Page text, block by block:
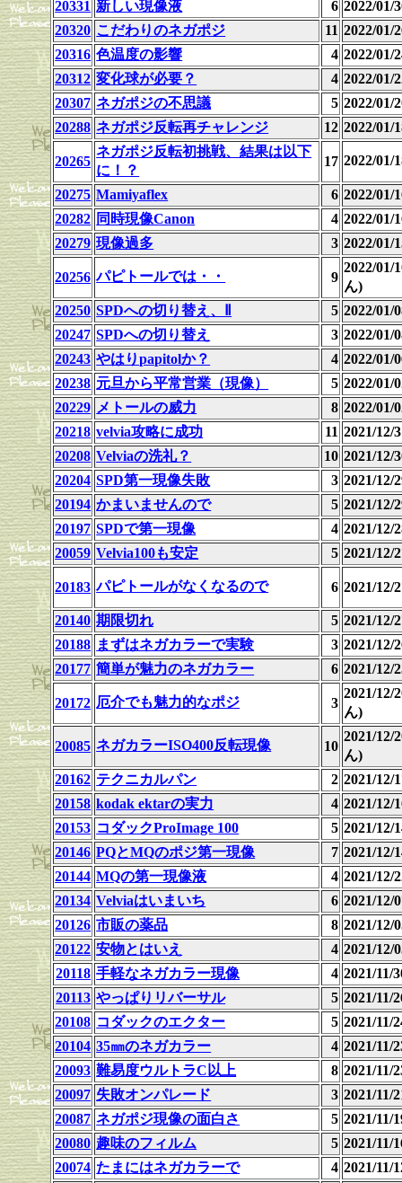
20331 新しい現像液 6 2022/01/
20320 こだわりのネガポジ 11 2022/01/
20316 色温度の影響 4 2022/01/
20312 変化球が必要？ 4 2022/01/
20307 ネガポジの不思議 5 2022/01/
20288 ネガポジ反転再チャレンジ 12 2022/01/
20265
ネガポジ反転初挑戦、結果は以下
に！？
17 2022/01/
20275 Mamiyaflex 6 2022/01/
20282 同時現像Canon 4 2022/01/
20279 現像過多 3 2022/01/
20256 パピトールでは・・ 9
2022/01/
ん)
20250 SPDへの切り替え、Ⅱ 5 2022/01/
20247 SPDへの切り替え 3 2022/01/
20243 やはりpapitolか？ 4 2022/01/
20238 元旦から平常営業（現像） 5 2022/01/
20229 メトールの威力 8 2022/01/
20218 velvia攻略に成功 11 2021/12/
20208 Velviaの洗礼？ 10 2021/12/
20204 SPD第一現像失敗 3 2021/12/
20194 かまいませんので 5 2021/12/
20197 SPDで第一現像 4 2021/12/
20059 Velvia100も安定 5 2021/12/
20183 パピトールがなくなるので 6 2021/12/
20140 期限切れ 5 2021/12/
20188 まずはネガカラーで実験 3 2021/12/
20177 簡単が魅力のネガカラー 6 2021/12/
20172 厄介でも魅力的なポジ 3
2021/12/
ん)
20085 ネガカラーISO400反転現像 10
2021/12/
ん)
20162 テクニカルパン 2 2021/12/
20158 kodak ektarの実力 4 2021/12/
20153 コダックProImage 100 5 2021/12/
20146 PQとMQのポジ第一現像 7 2021/12/
20144 MQの第一現像液 4 2021/12/
20134 Velviaはいまいち 6 2021/12/
20126 市販の薬品 8 2021/12/
20122 安物とはいえ 4 2021/12/
20118 手軽なネガカラー現像 4 2021/11/
20113 やっぱりリバーサル 5 2021/11/
20108 コダックのエクター 5 2021/11/
20104 35㎜のネガカラー 4 2021/11/
20093 難易度ウルトラC以上 8 2021/11/
20097 失敗オンパレード 3 2021/11/
20087 ネガポジ現像の面白さ 5 2021/11/
20080 趣味のフィルム 5 2021/11/
20074 たまにはネガカラーで 4 2021/11/